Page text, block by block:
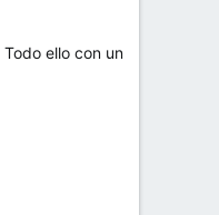
ello con un